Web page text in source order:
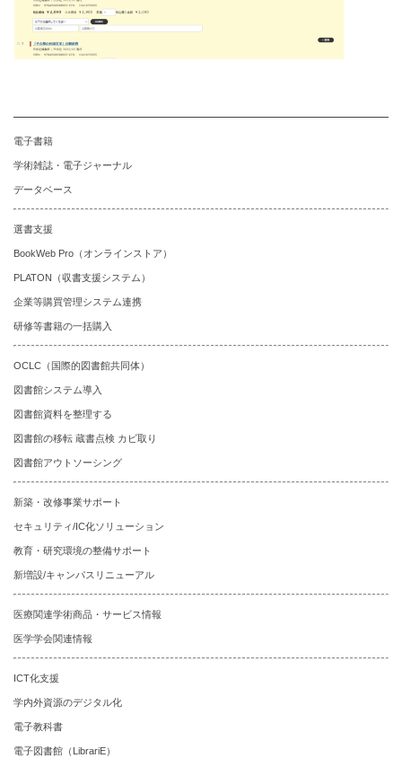
電子書籍
学術雑誌・電子ジャーナル
データベース
選書支援
BookWeb Pro（オンラインストア）
PLATON（収書支援システム）
企業等購買管理システム連携
研修等書籍の一括購入
OCLC（国際的図書館共同体）
図書館システム導入
図書館資料を整理する
図書館の移転 蔵書点検 カビ取り
図書館アウトソーシング
新築・改修事業サポート
セキュリティ/IC化ソリューション
教育・研究環境の整備サポート
新増設/キャンパスリニューアル
医療関連学術商品・サービス情報
医学学会関連情報
ICT化支援
学内外資源のデジタル化
電子教科書
電子図書館（LibrariE）